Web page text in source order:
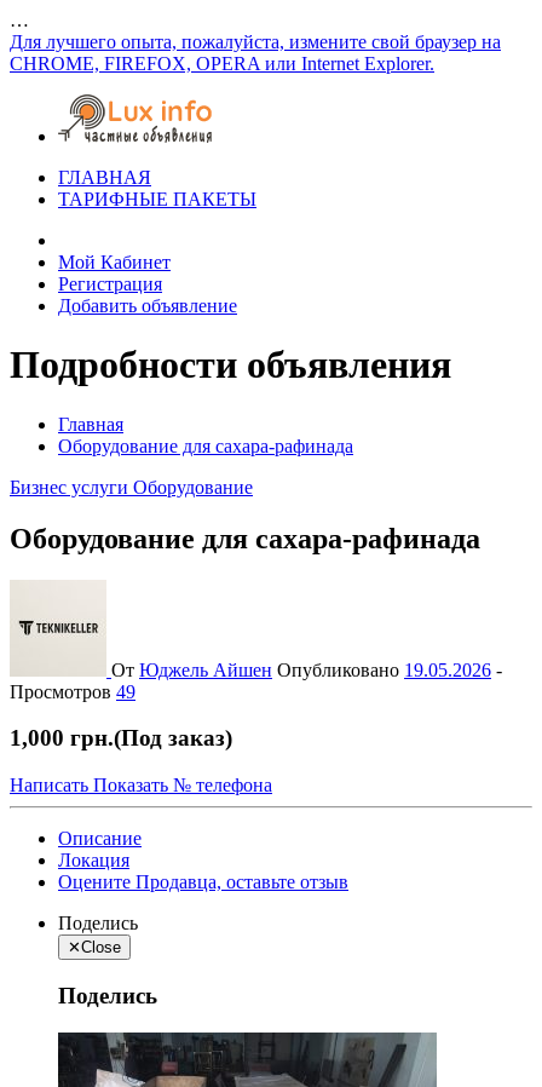
…
Для лучшего опыта, пожалуйста, измените свой браузер на
CHROME, FIREFOX, OPERA или Internet Explorer.
ГЛАВНАЯ
ТАРИФНЫЕ ПАКЕТЫ
Мой Кабинет
Регистрация
Добавить объявление
Подробности объявления
Главная
Оборудование для сахара-рафинада
Бизнес услуги Оборудование
Оборудование для сахара-рафинада
От Юджель Айшен Опубликовано 19.05.2026 -
Просмотров 49
1,000 грн.(Под заказ)
Написать Показать № телефона
Описание
Локация
Оцените Продавца, оставьте отзыв
Поделись
✕Close
Поделись